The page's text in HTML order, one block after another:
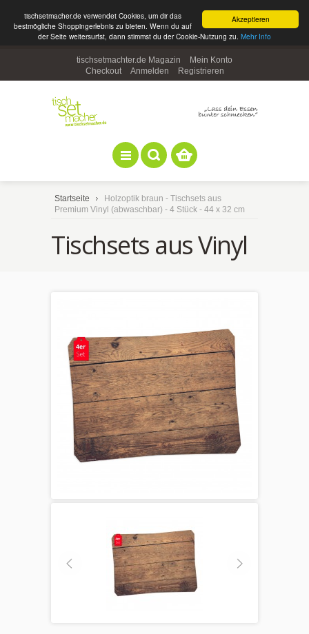
Akzeptieren
tischsetmacher.de verwendet Cookies, um dir das
bestmögliche Shoppingerlebnis zu bieten. Wenn du auf
der Seite weitersurfst, dann stimmst du der Cookie-Nutzung zu. Mehr Info
tischsetmachter.de Magazin
Mein Konto
Checkout
Anmelden Registrieren
Startseite
Holzoptik braun - Tischsets aus
Premium Vinyl (abwaschbar) - 4 Stück - 44 x 32 cm
Tischsets aus Vinyl